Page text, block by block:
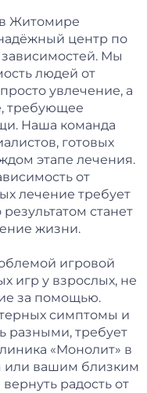
Житомире
центр по
Мы
людей от
увлечение, а
требующее
Наша команда
готовых
этапе лечения.
от
лечение требует
станет
жизни.
игровой
игр у взрослых, не
за помощью.
симптомы и
разными, требует
«Монолит» в
или вашим близким
радость от